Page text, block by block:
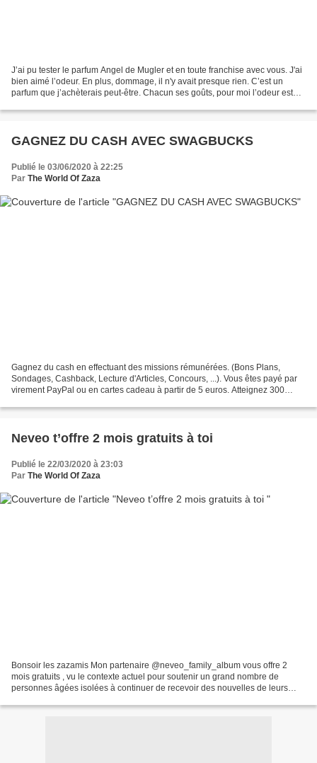
J’ai pu tester le parfum Angel de Mugler et en toute franchise avec vous. J'ai
bien aimé l’odeur. En plus, dommage, il n'y avait presque rien. C’est un
parfum que j’achèterais peut-être. Chacun ses goûts, pour moi l’odeur est
GAGNEZ DU CASH AVEC SWAGBUCKS
Publié le 03/06/2020 à 22:25
Par The World Of Zaza
Gagnez du cash en effectuant des missions rémunérées. (Bons Plans,
Sondages, Cashback, Lecture d'Articles, Concours, ...). Vous êtes payé par
virement PayPal ou en cartes cadeau à partir de 5 euros. Atteignez 300
Neveo t’offre 2 mois gratuits à toi
Publié le 22/03/2020 à 23:03
Par The World Of Zaza
Bonsoir les zazamis Mon partenaire @neveo_family_album vous offre 2
mois gratuits , vu le contexte actuel pour soutenir un grand nombre de
personnes âgées isolées à continuer de recevoir des nouvelles de leurs